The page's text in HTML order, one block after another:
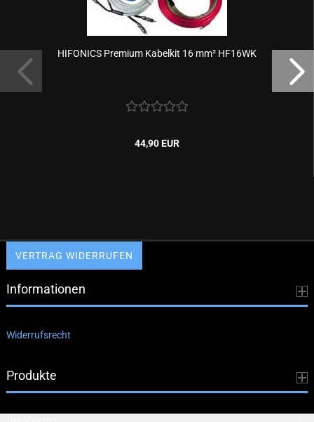
HIFONICS Premium Kabelkit 16 mm² HF16WK
44,90 EUR
VERTRAG WIDERRUFEN
Informationen
Widerrufsrecht
Produkte